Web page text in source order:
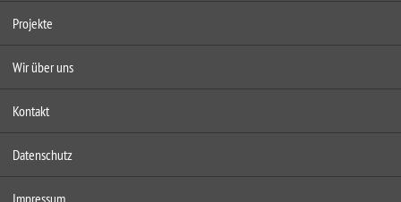
Projekte
Wir über uns
Kontakt
Datenschutz